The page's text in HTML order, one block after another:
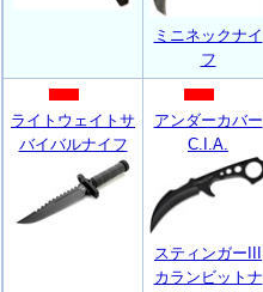
ミニネックナイ
フ
ライトウェイトサ
バイバルナイフ
アンダーカバー
C.I.A.
スティンガーIII
カランビットナ